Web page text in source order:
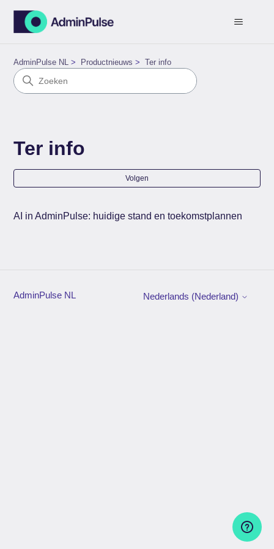
AdminPulse NL Productnieuws Ter info
Ter info
Volgen
AI in AdminPulse: huidige stand en toekomstplannen
AdminPulse NL Nederlands (Nederland)